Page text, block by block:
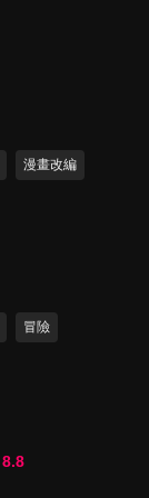
漫畫改編
冒險
8.8